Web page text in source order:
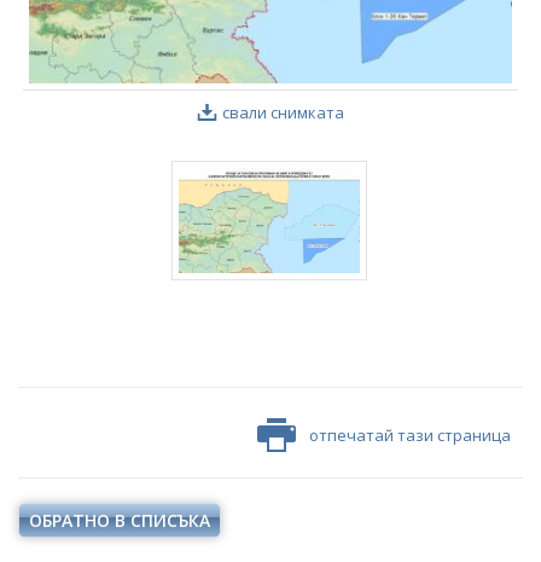
свали снимката
отпечатай тази страница
ОБРАТНО В СПИСЪКА